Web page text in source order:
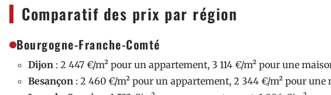
Comparatif des prix par région
Bourgogne-Franche-Comté
Dijon : 2 447 €/m² pour un appartement, 3 114 €/m² pour une
Besançon : 2 460 €/m² pour un appartement, 2 344 €/m² pour une